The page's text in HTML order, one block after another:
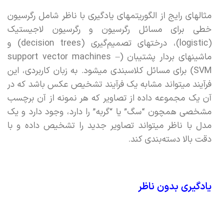
مثالهای رایج از الگوریتمهای یادگیری با ناظر شامل رگرسیون
خطی برای مسائل رگرسیون و رگرسیون لاجیستیک
(logistic)، درختهای تصمیم‌گیری (decision trees) و
ماشینهای بردار پشتیبان (support vector machines –
SVM) برای مسائل کلاسبندی میشود. به زبان کاربردی، این
فرآیند میتواند مشابه یک فرآیند تشخیص عکس باشد که در
آن یک مجموعه داده از تصاویر که هر نمونه از آن برچسب
مشخصی همچون “سگ” یا “گربه” را دارد، وجود دارد و یک
مدل با ناظر میتواند تصاویر جدید را تشخیص داده و با
دقت بالا دسته‌بندی کند.
یادگیری بدون ناظر